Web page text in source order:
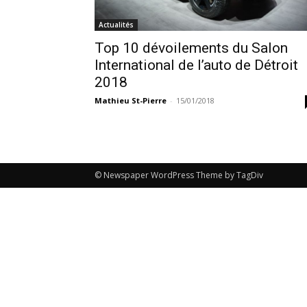
Actualités
Top 10 dévoilements du Salon
International de l’auto de Détroit
2018
Mathieu St-Pierre - 15/01/2018
© Newspaper WordPress Theme by TagDiv